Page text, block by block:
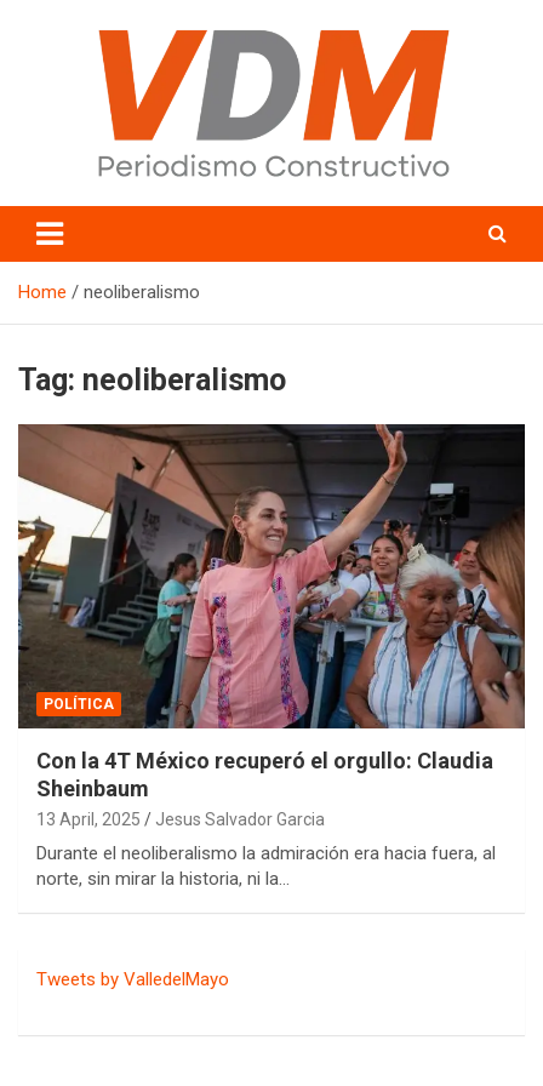
valledelmayo.com
Home neoliberalismo
Tag: neoliberalismo
POLÍTICA
Con la 4T México recuperó el orgullo: Claudia
Sheinbaum
13 April, 2025 Jesus Salvador Garcia
Durante el neoliberalismo la admiración era hacia fuera, al
norte, sin mirar la historia, ni la…
Tweets by ValledelMayo